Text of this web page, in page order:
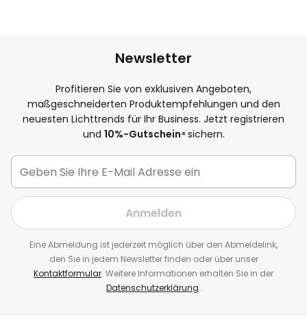
Newsletter
Profitieren Sie von exklusiven Angeboten,
maßgeschneiderten Produktempfehlungen und den
neuesten Lichttrends für Ihr Business. Jetzt registrieren
und 10%-Gutschein⁴ sichern.
Anmelden
Eine Abmeldung ist jederzeit möglich über den Abmeldelink,
den Sie in jedem Newsletter finden oder über unser
Kontaktformular. Weitere Informationen erhalten Sie in der
Datenschutzerklärung.